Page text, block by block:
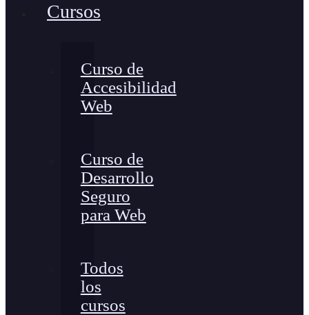
Cursos
Curso de
Accesibilidad
Web
Curso de
Desarrollo
Seguro
para Web
Todos
los
cursos